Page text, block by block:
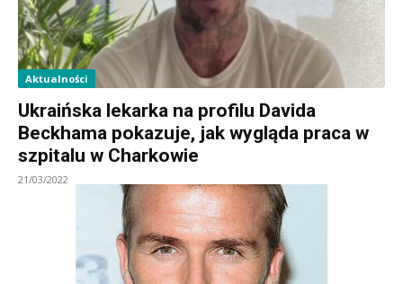
Aktualności
Ukraińska lekarka na profilu Davida
Beckhama pokazuje, jak wygląda praca w
szpitalu w Charkowie
21/03/2022